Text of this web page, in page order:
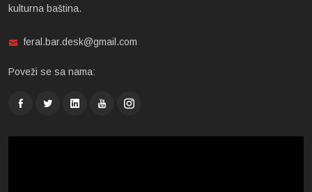
kulturna baština.
feral.bar.desk@gmail.com
Poveži se sa nama: